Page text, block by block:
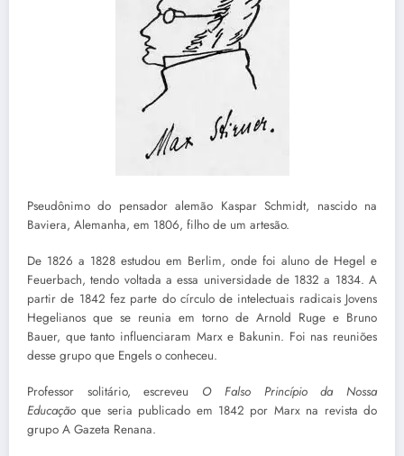
Pseudônimo do pensador alemão Kaspar Schmidt, nascido na
Baviera, Alemanha, em 1806, filho de um artesão.
De 1826 a 1828 estudou em Berlim, onde foi aluno de Hegel e
Feuerbach, tendo voltada a essa universidade de 1832 a 1834. A
partir de 1842 fez parte do círculo de intelectuais radicais Jovens
Hegelianos que se reunia em torno de Arnold Ruge e Bruno
Bauer, que tanto influenciaram Marx e Bakunin. Foi nas reuniões
desse grupo que Engels o conheceu.
Professor solitário, escreveu O Falso Princípio da Nossa
Educação que seria publicado em 1842 por Marx na revista do
grupo A Gazeta Renana.